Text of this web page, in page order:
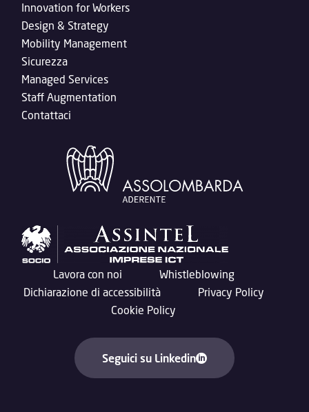
Innovation for Workers
Design & Strategy
Mobility Management
Sicurezza
Managed Services
Staff Augmentation
Contattaci
Lavora con noi
Whistleblowing
Dichiarazione di accessibilità
Privacy Policy
Cookie Policy
Seguici su Linkedin